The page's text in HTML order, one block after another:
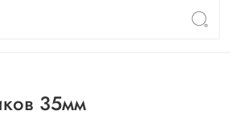
35мм